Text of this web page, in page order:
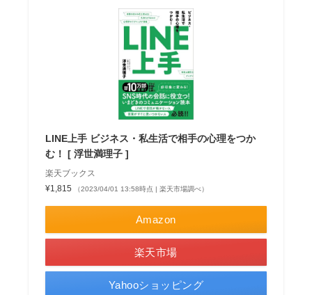
LINE上手 ビジネス・私生活で相手の心理をつか
む！ [ 浮世満理子 ]
楽天ブックス
¥1,815
（2023/04/01 13:58時点 | 楽天市場調べ）
Amazon
楽天市場
Yahooショッピング